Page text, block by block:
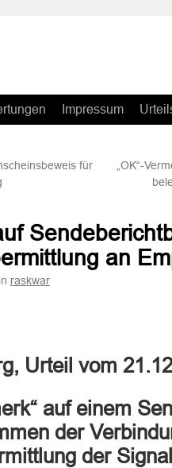
Impressum
für
„OK“-
an
raskwar
Urteil vom
auf einem
der
der